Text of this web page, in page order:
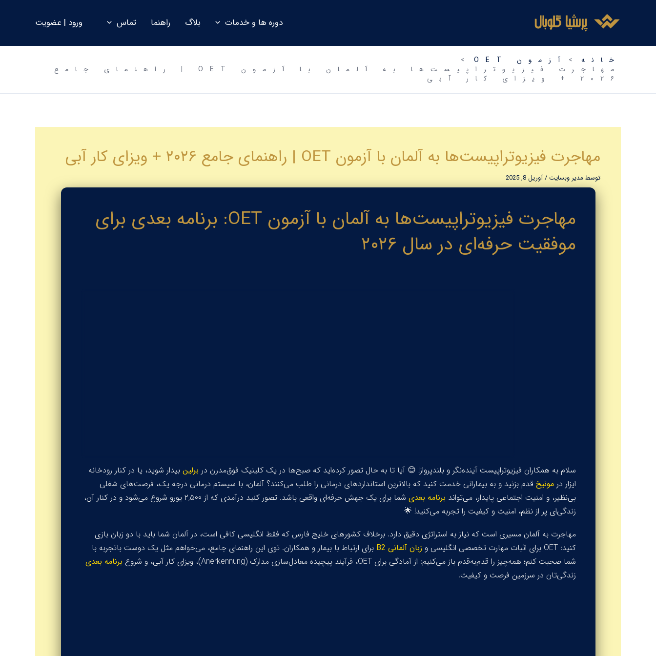
دوره ها و خدمات بلاگ راهنما تماس ورود | عضویت
خانه
آزمون OET
مهاجرت فیزیوتراپیست‌ها به آلمان با آزمون OET | راهنمای جامع
۲۰۲۶ + ویزای کار آبی
مهاجرت فیزیوتراپیست‌ها به آلمان با آزمون OET | راهنمای جامع ۲۰۲۶ + ویزای کار آبی
توسط مدیر وبسایت/آوریل 8, 2025
مهاجرت فیزیوتراپیست‌ها به آلمان با آزمون OET: برنامه بعدی برای
موفقیت حرفه‌ای در سال ۲۰۲۶
سلام به همکاران فیزیوتراپیست آینده‌نگر و بلندپرواز! 😊 آیا تا به حال تصور کرده‌اید که صبح‌ها در یک کلینیک فوق‌مدرن در برلین بیدار شوید، یا در کنار رودخانه
ایزار درمونیخ قدم بزنید و به بیمارانی خدمت کنید که بالاترین استانداردهای درمانی را طلب می‌کنند؟ آلمان، با سیستم درمانی درجه یک، فرصت‌های شغلی
بی‌نظیر، و امنیت اجتماعی پایدار، می‌تواند برنامه بعدی
شما برای یک جهش حرفه‌ای واقعی باشد. تصور کنید درآمدی که از ۲,۵۰۰ یورو شروع می‌شود و در کنار آن،
زندگی‌ای پر از نظم، امنیت و کیفیت را تجربه می‌کنید! 🌟
مهاجرت به آلمان مسیری است که نیاز به استراتژی دقیق دارد. برخلاف کشورهای خلیج فارس که فقط انگلیسی کافی است، در آلمان شما باید با دو زبان بازی
کنید:OET برای اثبات مهارت تخصصی انگلیسی و زبان آلمانی B2
برای ارتباط با بیمار و همکاران. توی این راهنمای جامع، می‌خواهم مثل یک دوست باتجربه با
شما صحبت کنم؛ همه‌چیز را قدم‌به‌قدم باز می‌کنیم: از آمادگی برای OET، فرآیند پیچیده معادل‌سازی مدارک (
Anerkennung)، ویزای کار آبی، و شروع برنامه بعدی
زندگی‌تان در سرزمین فرصت و کیفیت.